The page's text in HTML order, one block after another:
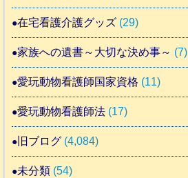
在宅看護介護グッズ (29)
家族への遺書～大切な決め事～ (7)
愛玩動物看護師国家資格 (11)
愛玩動物看護師法 (17)
旧ブログ (4,084)
未分類 (54)